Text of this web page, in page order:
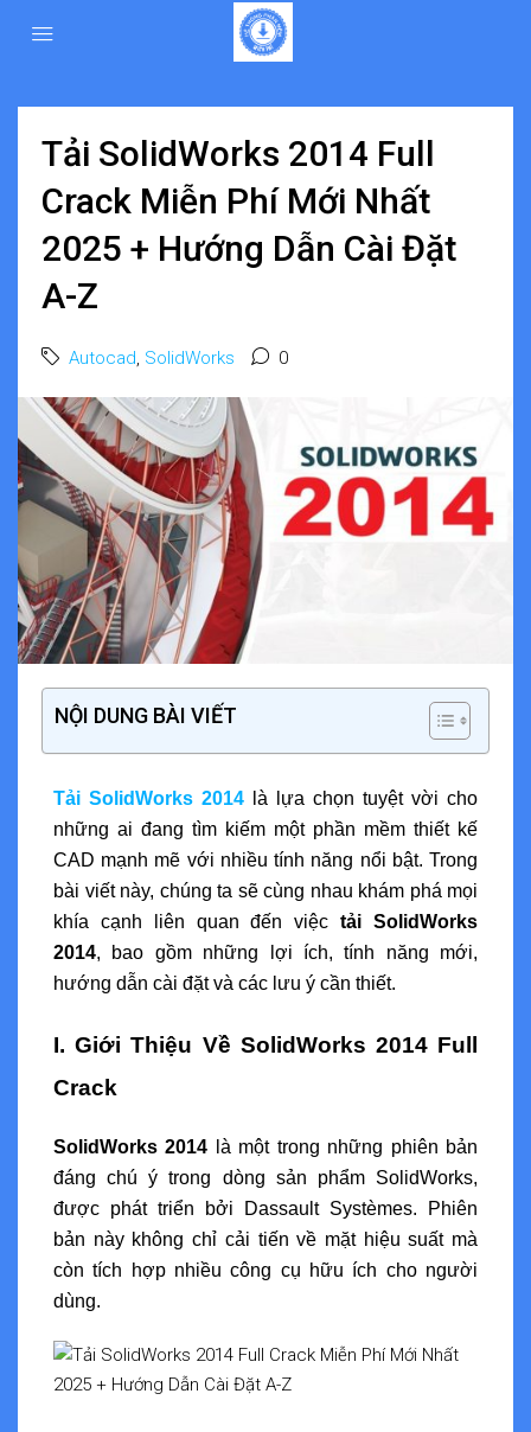
Tải SolidWorks 2014 Full
Crack Miễn Phí Mới Nhất
2025 + Hướng Dẫn Cài Đặt
A-Z
Autocad, SolidWorks 0
NỘI DUNG BÀI VIẾT
Tải SolidWorks 2014 là lựa chọn tuyệt vời cho
những ai đang tìm kiếm một phần mềm thiết kế
CAD mạnh mẽ với nhiều tính năng nổi bật. Trong
bài viết này, chúng ta sẽ cùng nhau khám phá mọi
khía cạnh liên quan đến việctải SolidWorks
2014, bao gồm những lợi ích, tính năng mới,
hướng dẫn cài đặt và các lưu ý cần thiết.
I. Giới Thiệu Về SolidWorks 2014 Full
Crack
SolidWorks 2014 là một trong những phiên bản
đáng chú ý trong dòng sản phẩm SolidWorks,
được phát triển bởi Dassault Systèmes. Phiên
bản này không chỉ cải tiến về mặt hiệu suất mà
còn tích hợp nhiều công cụ hữu ích cho người
dùng.